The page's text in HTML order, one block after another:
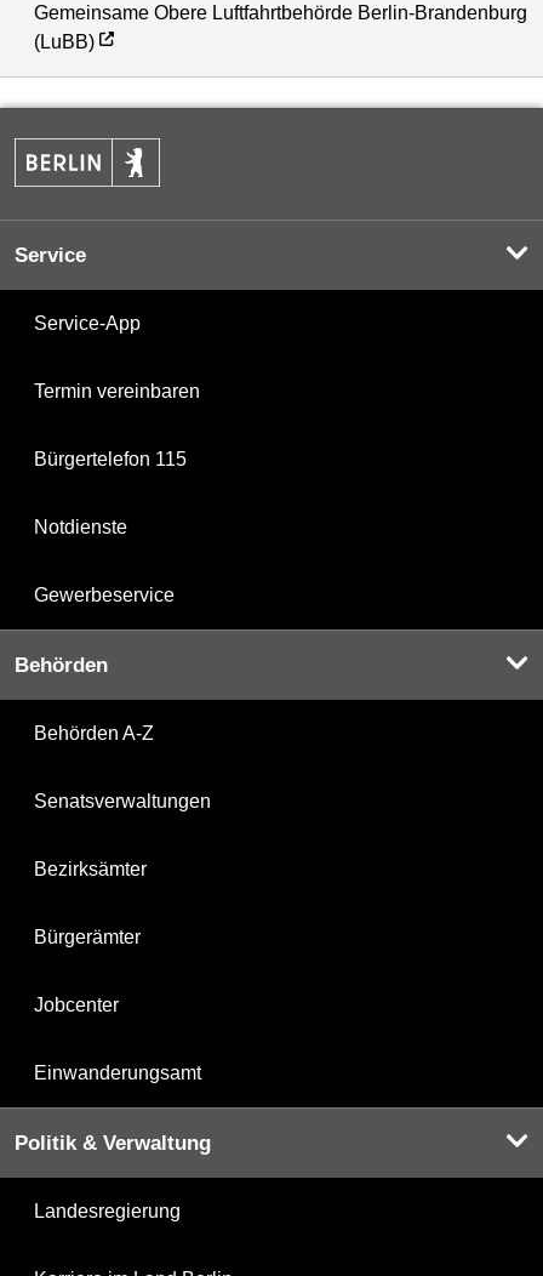
Gemeinsame Obere Luftfahrtbehörde Berlin-Brandenburg
(LuBB)
Service
Service-App
Termin vereinbaren
Bürgertelefon 115
Notdienste
Gewerbeservice
Behörden
Behörden A-Z
Senatsverwaltungen
Bezirksämter
Bürgerämter
Jobcenter
Einwanderungsamt
Politik & Verwaltung
Landesregierung